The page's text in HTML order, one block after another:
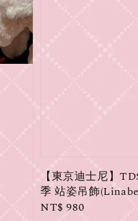
【東京迪士尼】
季 站姿吊飾
Regular
NT$ 980